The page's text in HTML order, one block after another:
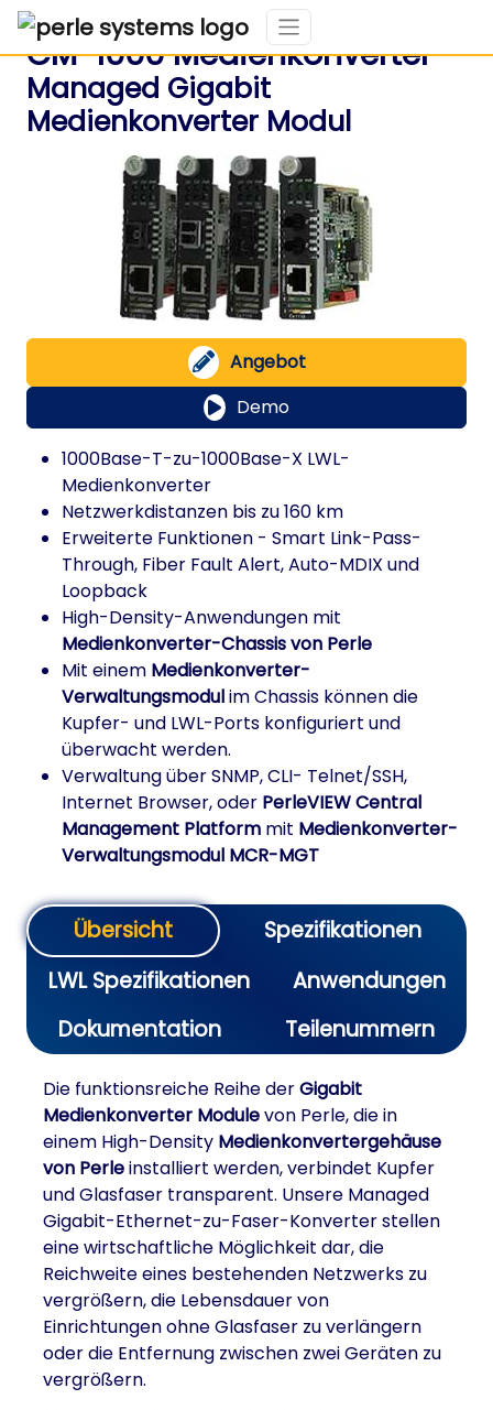
CM-1000 Medienkonverter
Managed Gigabit
Medienkonverter Modul
Angebot
Demo
1000Base-T-zu-1000Base-X LWL-
Medienkonverter
Netzwerkdistanzen bis zu 160 km
Erweiterte Funktionen - Smart Link-Pass-
Through, Fiber Fault Alert, Auto-MDIX und
Loopback
High-Density-Anwendungen mit
Medienkonverter-Chassis von Perle
Mit einem Medienkonverter-
Verwaltungsmodulim Chassis können die
Kupfer- und LWL-Ports konfiguriert und
überwacht werden.
Verwaltung über SNMP, CLI- Telnet/SSH,
Internet Browser, oder PerleVIEW Central
Management Platform mit Medienkonverter-
Verwaltungsmodul MCR-MGT
Übersicht
Spezifikationen
LWL Spezifikationen
Anwendungen
Dokumentation
Teilenummern
Die funktionsreiche Reihe derGigabit
Medienkonverter Modulevon Perle, die in
einem High-Density Medienkonvertergehäuse
von Perleinstalliert werden, verbindet Kupfer
und Glasfaser transparent. Unsere Managed
Gigabit-Ethernet-zu-Faser-Konverter stellen
eine wirtschaftliche Möglichkeit dar, die
Reichweite eines bestehenden Netzwerks zu
vergrößern, die Lebensdauer von
Einrichtungen ohne Glasfaser zu verlängern
oder die Entfernung zwischen zwei Geräten zu
vergrößern.